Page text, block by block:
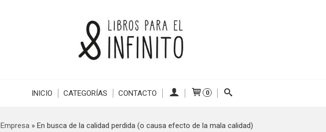
INICIO CATEGORÍAS CONTACTO 0
Empresa» En busca de la calidad perdida (o causa efecto de la mala calidad)